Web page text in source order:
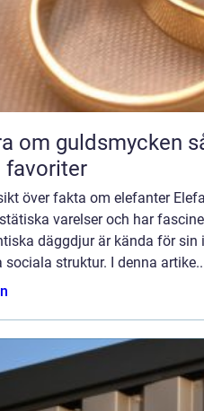
guldsmycken så förvandlas minnen till
favoriter
över fakta om elefanter
varelser och har
däggdjur är kända för sin
sociala struktur. I denna